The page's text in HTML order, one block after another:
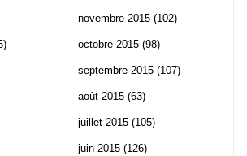
novembre 2015 (102)
octobre 2015 (98)
septembre 2015 (107)
août 2015 (63)
juillet 2015 (105)
juin 2015 (126)